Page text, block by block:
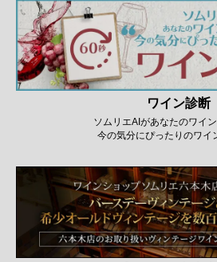
ワイン診断
ソムリエAIがあなたのワイン
今の気分にぴったりのワイ